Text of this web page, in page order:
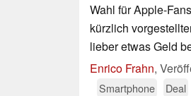
Wahl für Apple-
kürzlich
lieber etwas Geld
Enrico Frahn,
Smartphone
Deal